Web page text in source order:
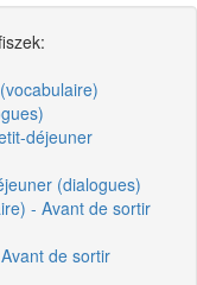
déjeuner
(dialogues)
- Avant de sortir
de sortir